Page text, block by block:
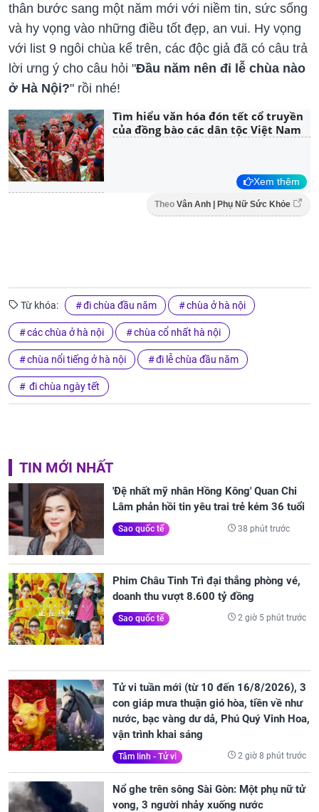
thân bước sang một năm mới với niềm tin, sức sống
và hy vọng vào những điều tốt đẹp, an vui. Hy vọng
với list 9 ngôi chùa kể trên, các độc giả đã có câu trả
lời ưng ý cho câu hỏi "Đầu năm nên đi lễ chùa nào
ở Hà Nội?" rồi nhé!
Tìm hiểu văn hóa đón tết cổ truyền
của đồng bào các dân tộc Việt Nam
Xem thêm
Theo Vân Anh | Phụ Nữ Sức Khỏe
Từ khóa: đi chùa đầu năm chùa ở hà nội
các chùa ở hà nội chùa cổ nhất hà nội
chùa nổi tiếng ở hà nội đi lễ chùa đầu năm
đi chùa ngày tết
TIN MỚI NHẤT
'Đệ nhất mỹ nhân Hồng Kông' Quan Chi
Lâm phản hồi tin yêu trai trẻ kém 36 tuổi
Sao quốc tế 38 phút trước
Phim Châu Tinh Trì đại thắng phòng vé,
doanh thu vượt 8.600 tỷ đồng
Sao quốc tế 2 giờ 5 phút trước
Tử vi tuần mới (từ 10 đến 16/8/2026), 3
con giáp mưa thuận gió hòa, tiền về như
nước, bạc vàng dư dả, Phú Quý Vinh Hoa,
vận trình khai sáng
Tâm linh - Tử vi 2 giờ 8 phút trước
Nổ ghe trên sông Sài Gòn: Một phụ nữ tử
vong, 3 người nhảy xuống nước